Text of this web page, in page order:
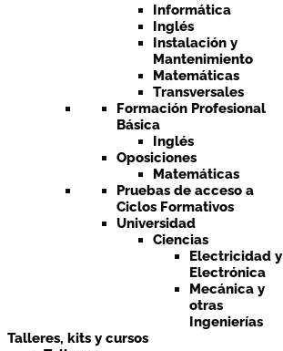
Informática
Inglés
Instalación y
Mantenimiento
Matemáticas
Transversales
Formación Profesional
Básica
Inglés
Oposiciones
Matemáticas
Pruebas de acceso a
Ciclos Formativos
Universidad
Ciencias
Electricidad y
Electrónica
Mecánica y
otras
Ingenierías
Talleres, kits y cursos